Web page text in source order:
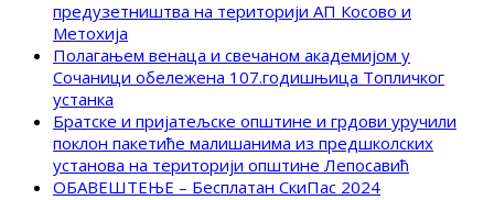
предузетништва на територији АП Косово и
Метохија
Полагањем венаца и свечаном академијом у
Сочаници обележена 107.годишњица Топличког
устанка
Братске и пријатељске општине и грдови уручили
поклон пакетиће малишанима из предшколских
установа на територији општине Лепосавић
ОБАВЕШТЕЊЕ – Бесплатан СкиПас 2024